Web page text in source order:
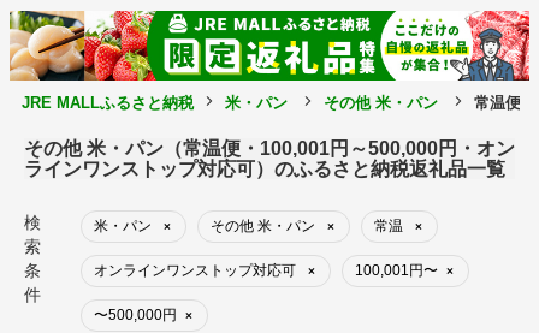
JRE MALLふるさと納税 米・パン その他 米・パン 常温便
その他 米・パン（常温便・100,001円～500,000円・オン
ラインワンストップ対応可）のふるさと納税返礼品一覧
検
索
条
件
米・パン × その他 米・パン × 常温 ×
オンラインワンストップ対応可 × 100,001円〜 ×
〜500,000円 ×